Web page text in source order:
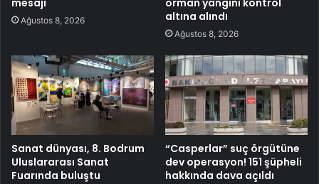
Ağustos 8, 2026
altına alındı
Ağustos 8, 2026
Sanat dünyası, 8. Bodrum
Uluslararası Sanat
Fuarında buluştu
“Casperlar” suç örgütüne
dev operasyon! 151 şüpheli
hakkında dava açıldı